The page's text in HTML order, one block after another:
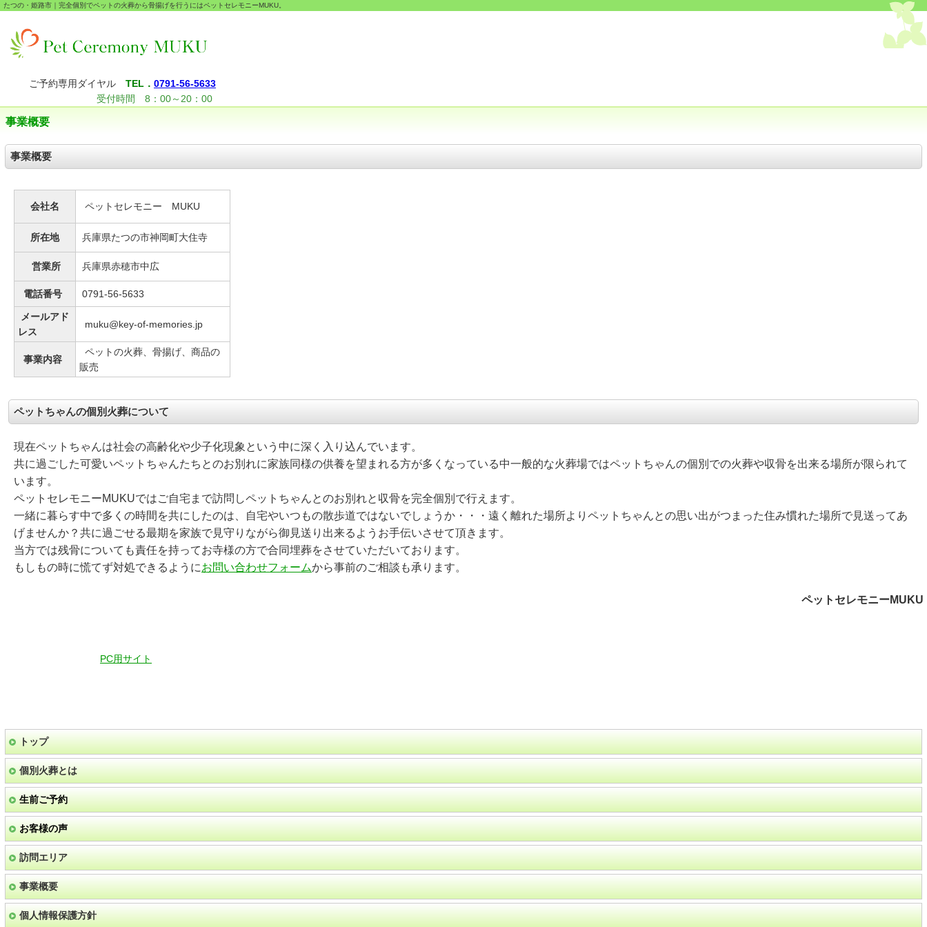
たつの・姫路市｜完全個別でペットの火葬から骨揚げを行うにはペットセレモニーMUKU。
ご予約専用ダイヤル TEL． 0791-56-5633
受付時間 8：00～20：00
事業概要
事業概要
会社名 ペットセレモニー MUKU
所在地 兵庫県たつの市神岡町大住寺
営業所 兵庫県赤穂市中広
電話番号 0791-56-5633
メールアド
レス
muku@key-of-memories.jp
事業内容
ペットの火葬、骨揚げ、商品の
販売
ペットちゃんの個別火葬について
現在ペットちゃんは社会の高齢化や少子化現象という中に深く入り込んでいます。
共に過ごした可愛いペットちゃんたちとのお別れに家族同様の供養を望まれる方が多くなっている中一般的な火葬場ではペットちゃんの個別での火葬や収骨を出来る場所が限られて
います。
ペットセレモニーMUKUではご自宅まで訪問しペットちゃんとのお別れと収骨を完全個別で行えます。
一緒に暮らす中で多くの時間を共にしたのは、自宅やいつもの散歩道ではないでしょうか・・・遠く離れた場所よりペットちゃんとの思い出がつまった住み慣れた場所で見送ってあ
げませんか？共に過ごせる最期を家族で見守りながら御見送り出来るようお手伝いさせて頂きます。
当方では残骨についても責任を持ってお寺様の方で合同埋葬をさせていただいております。
もしもの時に慌てず対処できるようにお問い合わせフォームから事前のご相談も承ります。
ペットセレモニーMUKU
PC用サイト
トップ
個別火葬とは
生前ご予約
お客様の声
訪問エリア
事業概要
個人情報保護方針